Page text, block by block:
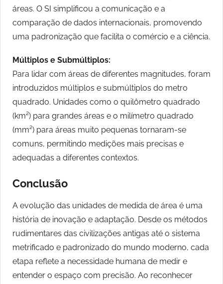
áreas. O SI simplificou a comunicação e a
comparação de dados internacionais, promovendo
uma padronização que facilita o comércio e a ciência.
Múltiplos e Submúltiplos:
Para lidar com áreas de diferentes magnitudes, foram
introduzidos múltiplos e submúltiplos do metro
quadrado. Unidades como o quilômetro quadrado
(km²) para grandes áreas e o milímetro quadrado
(mm²) para áreas muito pequenas tornaram-se
comuns, permitindo medições mais precisas e
adequadas a diferentes contextos.
Conclusão
A evolução das unidades de medida de área é uma
história de inovação e adaptação. Desde os métodos
rudimentares das civilizações antigas até o sistema
metrificado e padronizado do mundo moderno, cada
etapa reflete a necessidade humana de medir e
entender o espaço com precisão. Ao reconhecer